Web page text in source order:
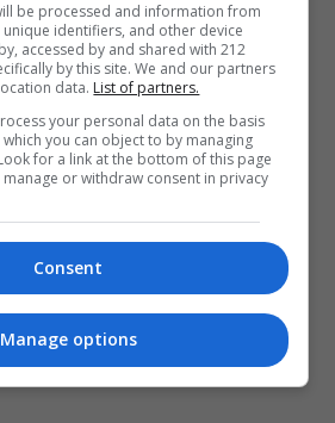
be processed and information from
identifiers, and other device
accessed by and shared with 212
by this site. We and our partners
data. List of partners.
your personal data on the basis
you can object to by managing
for a link at the bottom of this page
or withdraw consent in privacy
Consent
Manage options